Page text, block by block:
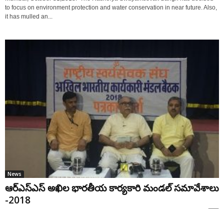
to focus on environment protection and water conservation in near future. Also,
it has mulled an...
News
ఆర్ఎస్ఎస్ అఖిల భారతీయ కార్యకారి మండల్ సమావేశాలు
-2018